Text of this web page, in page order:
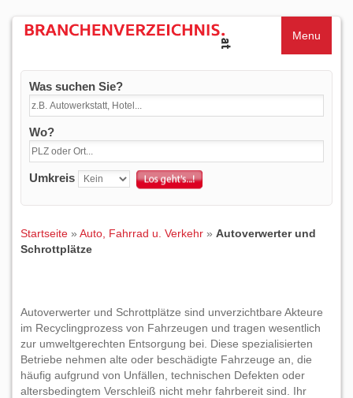
Menu
Was suchen Sie?
Wo?
Umkreis
Startseite » Auto, Fahrrad u. Verkehr » Autoverwerter und
Schrottplätze
Autoverwerter und Schrottplätze sind unverzichtbare Akteure
im Recyclingprozess von Fahrzeugen und tragen wesentlich
zur umweltgerechten Entsorgung bei. Diese spezialisierten
Betriebe nehmen alte oder beschädigte Fahrzeuge an, die
häufig aufgrund von Unfällen, technischen Defekten oder
altersbedingtem Verschleiß nicht mehr fahrbereit sind. Ihr